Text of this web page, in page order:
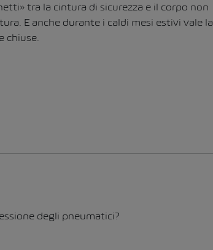
tra la cintura di sicurezza e il corpo non
E anche durante i caldi mesi estivi vale la
chiuse.
degli pneumatici?